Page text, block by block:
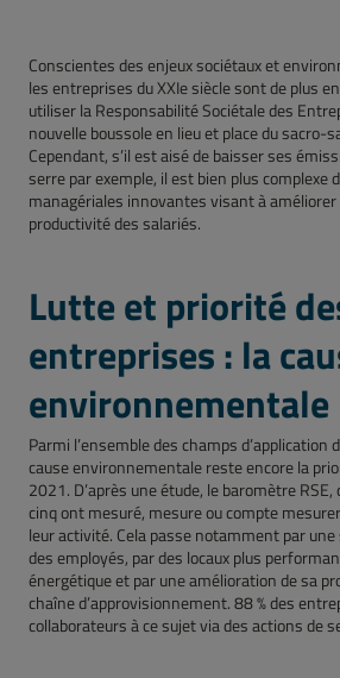
Conscientes des enjeux sociétaux et
les entreprises du XXIe siècle sont de plus
utiliser la Responsabilité Sociétale des
nouvelle boussole en lieu et place du sacro-
Cependant, s’il est aisé de baisser ses
serre par exemple, il est bien plus complexe
managériales innovantes visant à
productivité des salariés.
Lutte et priorité
entreprises : la
environnementale
Parmi l’ensemble des champs d’application
cause environnementale reste encore la
2021. D’après une étude, le baromètre
cinq ont mesuré, mesure ou compte
leur activité. Cela passe notamment par
des employés, par des locaux plus
énergétique et par une amélioration de sa
chaîne d’approvisionnement. 88 % des
collaborateurs à ce sujet via des actions de